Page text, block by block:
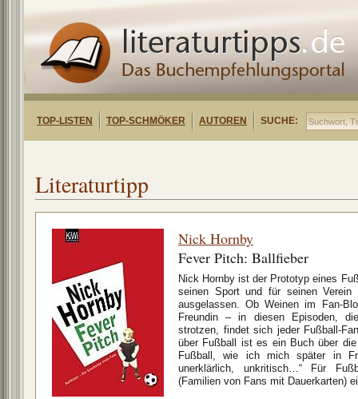
TOP-LISTEN TOP-SCHMÖKER AUTOREN SUCHE:
Literaturtipp
Nick Hornby
Fever Pitch: Ballfieber
Nick Hornby ist der Prototyp eines
seinen Sport und für seinen Verein
ausgelassen. Ob Weinen im Fan-
Freundin – in diesen Episoden,
strotzen, findet sich jeder Fußball-
über Fußball ist es ein Buch über
Fußball, wie ich mich später in
unerklärlich, unkritisch…“ Für
(Familien von Fans mit Dauerkarten)